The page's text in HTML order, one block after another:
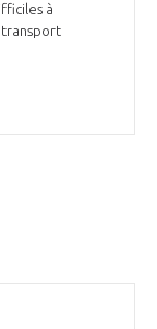
à
transport